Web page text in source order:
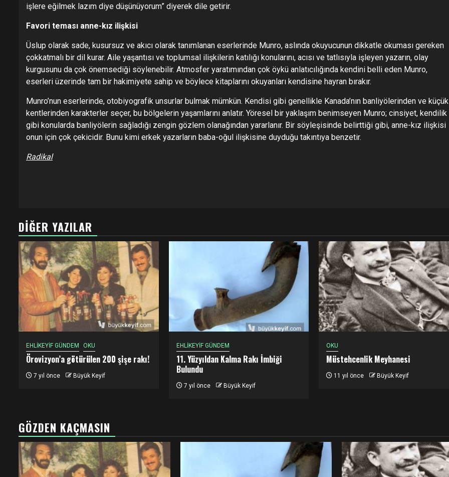
işlere eğilmek lazım diye düşünüyorum” diyerek dile getirir.
Favori teması anne-kız ilişkisi
Üslup olarak sade, kusursuz ve akıcı olarak tanımlanan eserlerinde Munro, aslında okuyucunun dikkatle okuması gereken
çokkatmalı bir dil kurar. Aile yaşantısı ve toplumsal ilişkilerin katılığı konularını, acısı ve tatlısıyla işleyen yazarın, olay
kurgusunu da çok önemsediği söylenebilir. Atmosfer yaratımından çok öykü anlatıcılığında kendini belli eden Munro,
eserleri üzerinde tam bir hakimiyete sahip ve böylece kitaplarını okuyanları kendisine hayran bırakır.
Munro’nun eserlerinde, otobiyografik unsurlar bulmak mümkün. Kendisi gibi genellikle Kanada’nın banliyölerinden ve küçük
kentlerinden karakterler seçer, bu bölgelerin yaşamlarını anlatır. Yöresel bir yaklaşım benimseyen Munro; cinsiyet, kendilik
gibi konularda banliyölerin sağladığı zengin gözlem olanağından yararlanır. Bir söyleşisinde belirttiği gibi, anne-kız ilişkisi
onun için çok çekicidir. Bunu kimi erkek yazarların baba-oğul ilişkisine duyduğu takıntıya benzetir.
Radikal
DIĞER YAZILAR
EHLİKEYİF GÜNDEM OKU
Örovizyon’a götürülen 200 şişe rakı!
7 yıl önce Büyük Keyif
EHLİKEYİF GÜNDEM
11. Yüzyıldan Kalma Rakı İmbiği
Bulundu
7 yıl önce Büyük Keyif
OKU
Müstehcenlik Meyhanesi
11 yıl önce Büyük Keyif
GÖZDEN KAÇMASIN